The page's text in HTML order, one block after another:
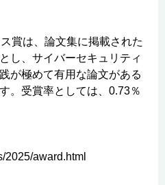
賞は、論文集に掲載された
し、サイバーセキュリティ
が極めて有用な論文がある
。受賞率としては、0.73％
2025/award.html